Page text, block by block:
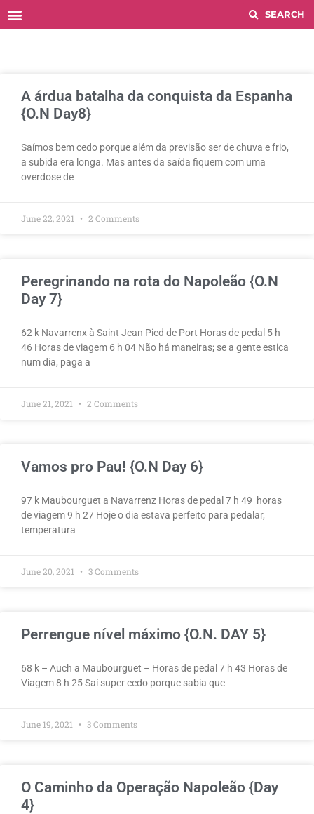
A árdua batalha da conquista da Espanha
{O.N Day8}
Saímos bem cedo porque além da previsão ser de chuva e frio,
a subida era longa. Mas antes da saída fiquem com uma
overdose de
June 22, 2021 2 Comments
Peregrinando na rota do Napoleão {O.N
Day 7}
62 k Navarrenx à Saint Jean Pied de Port Horas de pedal 5 h
46 Horas de viagem 6 h 04 Não há maneiras; se a gente estica
num dia, paga a
June 21, 2021 2 Comments
Vamos pro Pau! {O.N Day 6}
97 k Maubourguet a Navarrenz Horas de pedal 7 h 49 horas
de viagem 9 h 27 Hoje o dia estava perfeito para pedalar,
temperatura
June 20, 2021 3 Comments
Perrengue nível máximo {O.N. DAY 5}
68 k – Auch a Maubourguet – Horas de pedal 7 h 43 Horas de
Viagem 8 h 25 Saí super cedo porque sabia que
June 19, 2021 3 Comments
O Caminho da Operação Napoleão {Day
4}